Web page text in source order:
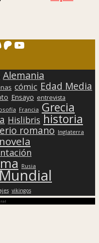
Patreon
YouTube
Alemania
cómic Edad Media
Ensayo entrevista
Francia Grecia
Hislibris historia
romano Inglaterra
novela
Rusia
vikingos